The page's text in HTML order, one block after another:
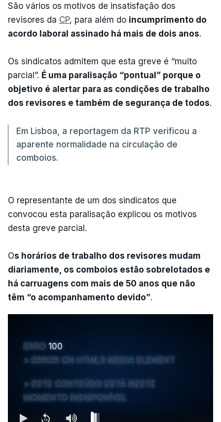
São vários os motivos de insatisfação dos
revisores da CP, para além do incumprimento do
acordo laboral assinado há mais de dois anos.
Os sindicatos admitem que esta greve é “muito
parcial”. É uma paralisação “pontual” porque o
objetivo é alertar para as condições de trabalho
dos revisores e também de segurança de todos.
Em Lisboa, a reportagem da RTP verificou a
aparente normalidade na circulação de
comboios.
O representante de um dos sindicatos que
convocou esta paralisação explicou os motivos
desta greve parcial.
Os horários de trabalho dos revisores mudam
diariamente, os comboios estão sobrelotados e
há carruagens com mais de 50 anos que não
têm “o acompanhamento devido”.
ERRO 100
ERROR ON HTML5 MEDIA ELEMENT
ESTE CONTEÚDO ESTÁ NESTE
MOMENTO INDISPONÍVEL